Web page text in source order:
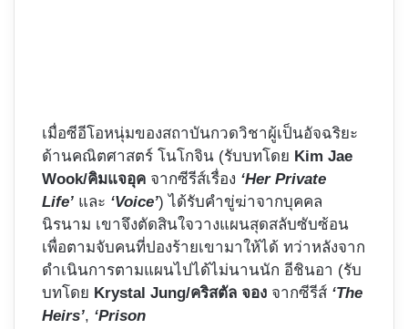
เมื่อซีอีโอหนุ่มของสถาบันกวดวิชาผู้เป็นอัจฉริยะ
ด้านคณิตศาสตร์ โนโกจิน (รับบทโดย Kim Jae
Wook/คิมแจอุค จากซีรีส์เรื่อง ‘Her Private
Life’ และ ‘Voice’) ได้รับคำขู่ฆ่าจากบุคคล
นิรนาม เขาจึงตัดสินใจวางแผนสุดสลับซับซ้อน
เพื่อตามจับคนที่ปองร้ายเขามาให้ได้ ทว่าหลังจาก
ดำเนินการตามแผนไปได้ไม่นานนัก อีชินอา (รับ
บทโดย Krystal Jung/คริสตัล จอง จากซีรีส์ ‘The
Heirs’, ‘Prison